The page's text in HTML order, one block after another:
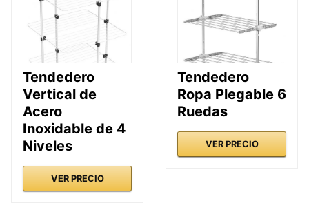
Tendedero
Vertical de
Acero
Inoxidable de 4
Niveles
VER PRECIO
Tendedero
Ropa Plegable 6
Ruedas
VER PRECIO